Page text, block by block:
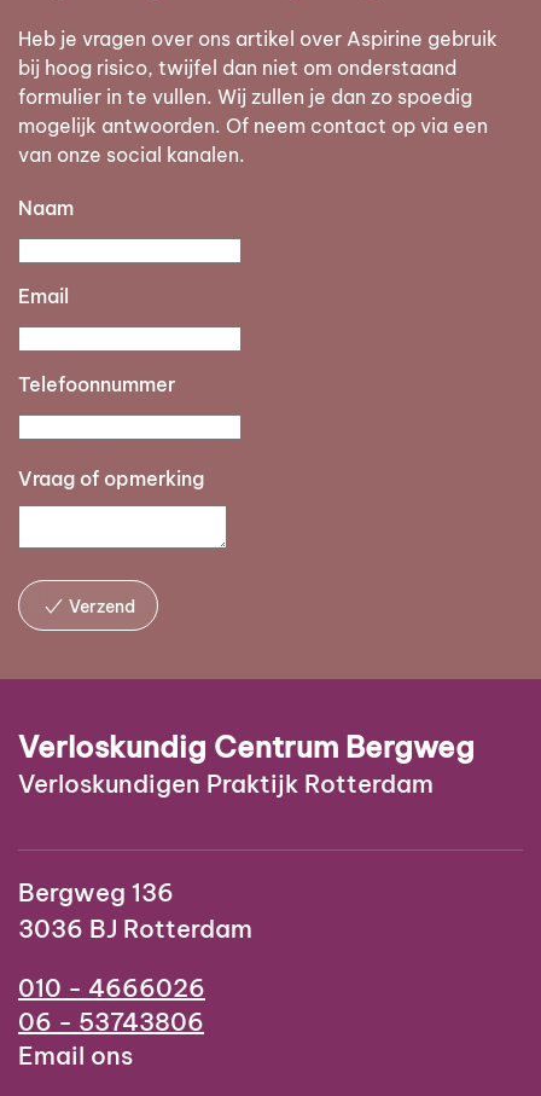
Heb je vragen over ons artikel over Aspirine gebruik
bij hoog risico, twijfel dan niet om onderstaand
formulier in te vullen. Wij zullen je dan zo spoedig
mogelijk antwoorden. Of neem contact op via een
van onze social kanalen.
Naam
Email
Telefoonnummer
Vraag of opmerking
Verzend
Verloskundig Centrum Bergweg
Verloskundigen Praktijk Rotterdam
Bergweg 136
3036 BJ Rotterdam
010 - 4666026
06 - 53743806
Email ons